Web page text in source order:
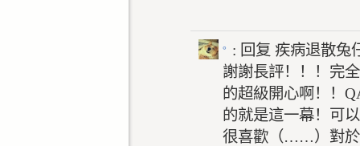
。 : 回复 疾病退散兔
謝謝長評！！！完
的超級開心啊！！
的就是這一幕！可
很喜歡（……）對於